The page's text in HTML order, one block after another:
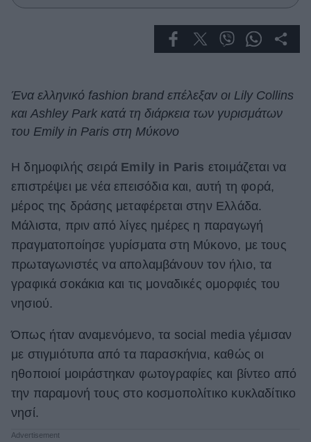
Success Stories
Living
Deco
Green
Αφιερώματα
ΒΟΞ
Χωρίς Ταμπέλες
Women's Forum
Hautes Grecians
Ένα ελληνικό fashion brand επέλεξαν οι Lily Collins
και Ashley Park κατά τη διάρκεια των γυρισμάτων
του Emily in Paris στη Μύκονο
Η δημοφιλής σειρά Emily in Paris ετοιμάζεται να
επιστρέψει με νέα επεισόδια και, αυτή τη φορά,
μέρος της δράσης μεταφέρεται στην Ελλάδα.
Μάλιστα, πριν από λίγες ημέρες η παραγωγή
πραγματοποίησε γυρίσματα στη Μύκονο, με τους
πρωταγωνιστές να απολαμβάνουν τον ήλιο, τα
γραφικά σοκάκια και τις μοναδικές ομορφιές του
νησιού.
Όπως ήταν αναμενόμενο, τα social media γέμισαν
με στιγμιότυπα από τα παρασκήνια, καθώς οι
ηθοποιοί μοιράστηκαν φωτογραφίες και βίντεο από
την παραμονή τους στο κοσμοπολίτικο κυκλαδίτικο
νησί.